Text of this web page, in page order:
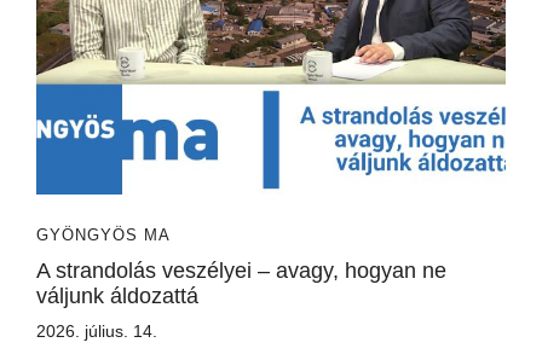
GYÖNGYÖS MA
A strandolás veszélyei – avagy, hogyan ne
váljunk áldozattá
2026. július. 14.